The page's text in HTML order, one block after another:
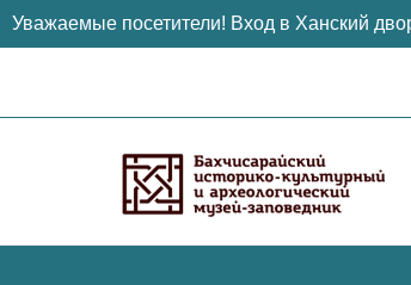
Уважаемые посетители! Вход в Ханский